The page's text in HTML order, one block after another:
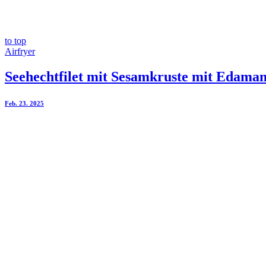
to top
Airfryer
Seehechtfilet mit Sesamkruste mit
Feb. 23. 2025